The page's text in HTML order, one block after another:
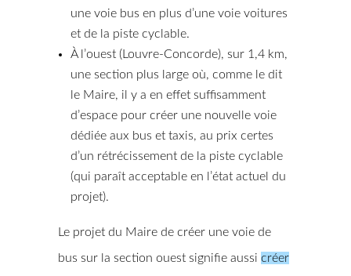
une voie bus en plus d’une voie voitures
et de la piste cyclable.
À l’ouest (Louvre-Concorde), sur 1,4 km,
une section plus large où, comme le dit
le Maire, il y a en effet suffisamment
d’espace pour créer une nouvelle voie
dédiée aux bus et taxis, au prix certes
d’un rétrécissement de la piste cyclable
(qui paraît acceptable en l’état actuel du
projet).
Le projet du Maire de créer une voie de
bus sur la section ouest signifie aussi créer